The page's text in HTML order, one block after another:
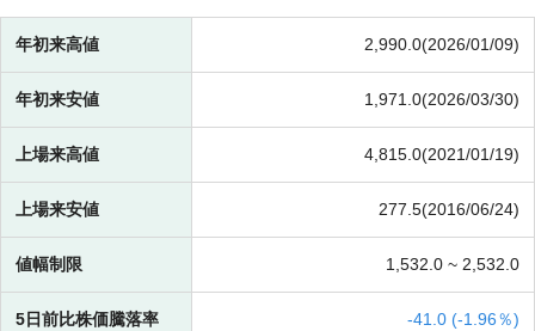
年初来高値 2,990.0(2026/01/09)
年初来安値 1,971.0(2026/03/30)
上場来高値 4,815.0(2021/01/19)
上場来安値 277.5(2016/06/24)
値幅制限 1,532.0 ~ 2,532.0
5日前比株価騰落率 -41.0 (-1.96％)